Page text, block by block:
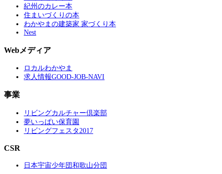
紀州のカレー本
住まいづくりの本
わかやまの建築家 家づくり本
Nest
Webメディア
ロカルわかやま
求人情報GOOD-JOB-NAVI
事業
リビングカルチャー倶楽部
夢いっぱい保育園
リビングフェスタ2017
CSR
日本宇宙少年団和歌山分団